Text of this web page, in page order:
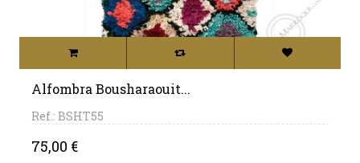
Alfombra Bousharaouit...
Ref.: BSHT55
Precio
75,00 €